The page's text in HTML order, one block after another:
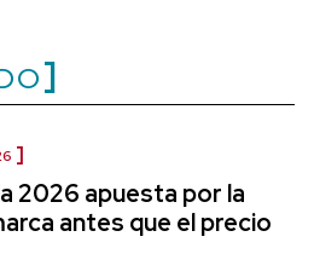
2026 apuesta por la
antes que el precio